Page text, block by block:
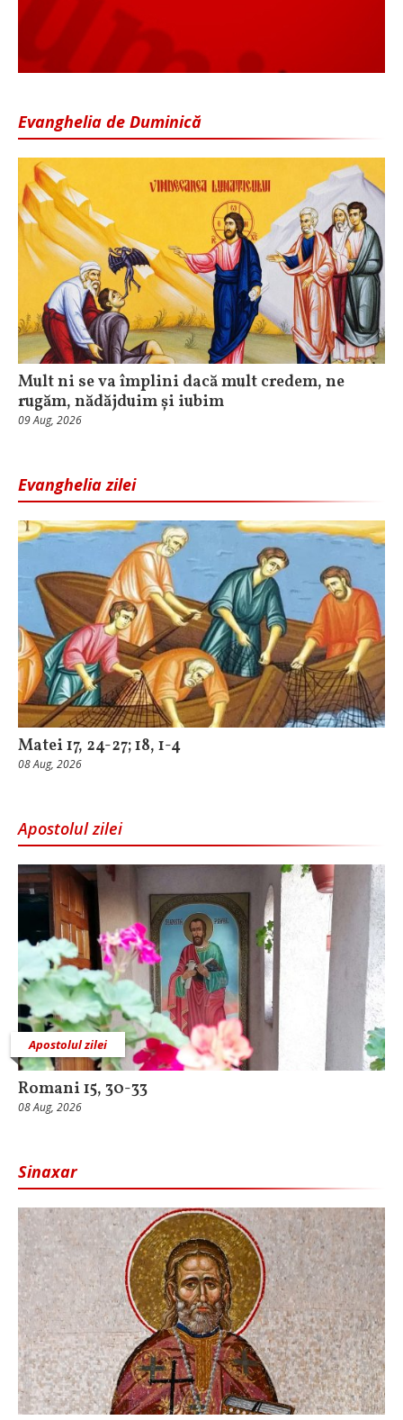
Evanghelia de Duminică
Mult ni se va împlini dacă mult credem, ne
rugăm, nădăjduim și iubim
09 Aug, 2026
Evanghelia zilei
Matei 17, 24-27; 18, 1-4
08 Aug, 2026
Apostolul zilei
Apostolul zilei
Romani 15, 30-33
08 Aug, 2026
Sinaxar